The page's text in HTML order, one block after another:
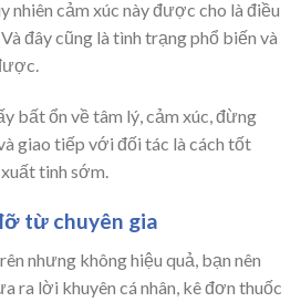
nhiên cảm xúc này được cho là điều
đây cũng là tình trạng phổ biến và
bất ổn về tâm lý, cảm xúc, đừng
giao tiếp với đối tác là cách tốt
tinh sớm.
từ chuyên gia
nhưng không hiệu quả, bạn nên
ra lời khuyên cá nhân, kê đơn thuốc